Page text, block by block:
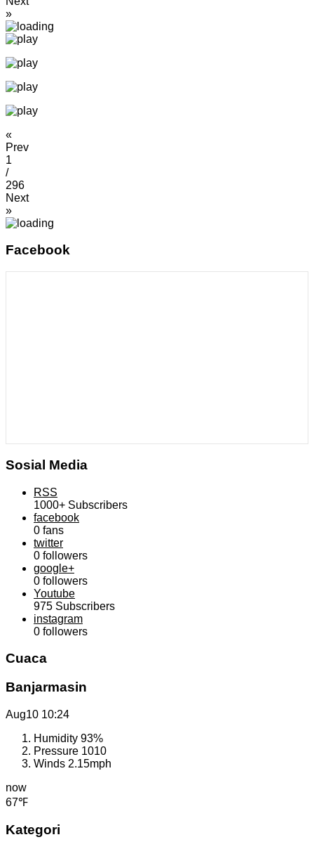
»
«
Prev
1
/
296
Next
»
Facebook
Sosial Media
RSS
1000+ Subscribers
facebook
0 fans
twitter
0 followers
google+
0 followers
Youtube
975 Subscribers
instagram
0 followers
Cuaca
Banjarmasin
Aug10 10:24
Humidity 93%
Pressure 1010
Winds 2.15mph
now
67℉
Kategori